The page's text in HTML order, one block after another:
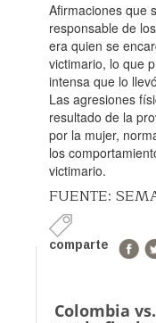
Afirmaciones que
responsable de
era quien se
victimario, lo que
intensa que lo
Las agresiones
resultado de la
por la mujer,
los
victimario.
FUENTE:
comparte
Colombia